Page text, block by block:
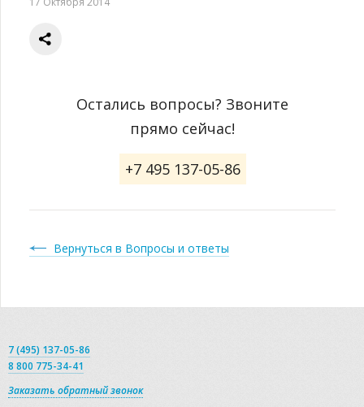
Остались вопросы? Звоните
прямо сейчас!
+7 495 137-05-86
Вернуться в Вопросы и ответы
7 (495) 137-05-86
8 800 775-34-41
Заказать обратный звонок